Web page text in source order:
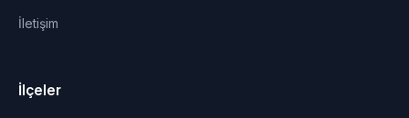
İletişim
İlçeler